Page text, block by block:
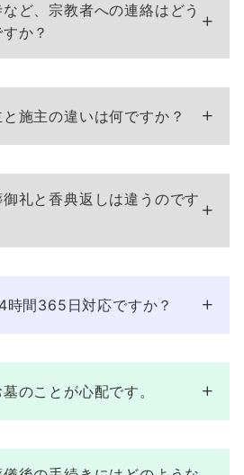
など、宗教者への連絡はどう
か？
と施主の違いは何ですか？
御礼と香典返しは違うのです
時間365日対応ですか？
墓のことが心配です。